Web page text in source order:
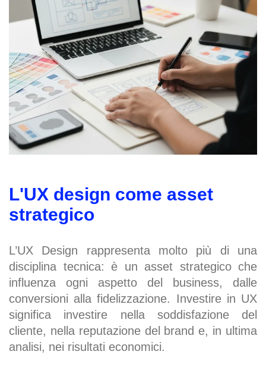
L'UX design come asset
strategico
L’UX Design rappresenta molto più di una
disciplina tecnica: è un asset strategico che
influenza ogni aspetto del business, dalle
conversioni alla fidelizzazione. Investire in UX
significa investire nella soddisfazione del
cliente, nella reputazione del brand e, in ultima
analisi, nei risultati economici.